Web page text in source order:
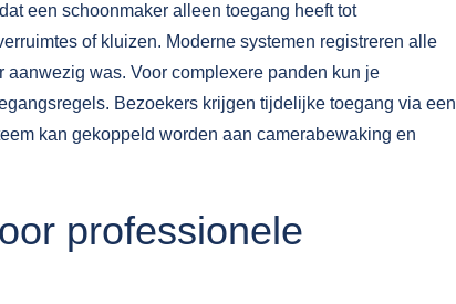
een schoonmaker alleen toegang heeft tot
of kluizen. Moderne systemen registreren alle
was. Voor complexere panden kun je
Bezoekers krijgen tijdelijke toegang via een
kan gekoppeld worden aan camerabewaking en
professionele